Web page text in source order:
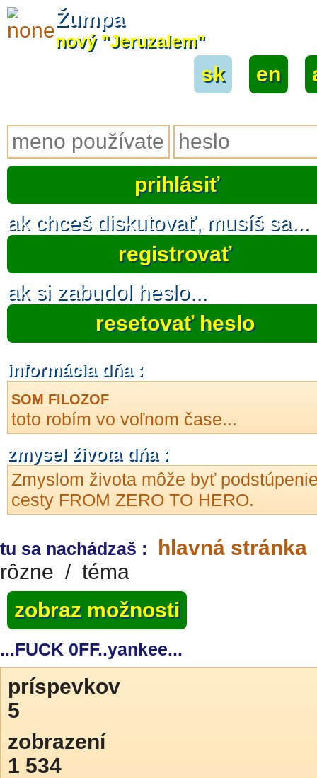
Žumpa
nový "Jeruzalem"
sk en
ak chceš diskutovať, musíš sa...
registrovať
ak si zabudol heslo...
resetovať heslo
informácia dňa :
SOM FILOZOF
toto robím vo voľnom čase...
zmysel života dňa :
Zmyslom života môže byť
cesty FROM ZERO TO HERO.
tu sa nachádzaš : hlavná stránka
rôzne / téma
zobraz možnosti
...FUCK 0FF..yankee...
príspevkov
5
zobrazení
1 534